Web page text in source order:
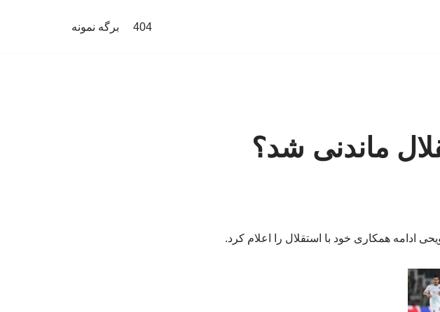
404 برگه نمونه
ماندنی شد؟
ادامه همکاری خود با استقلال را اعلام کرد.